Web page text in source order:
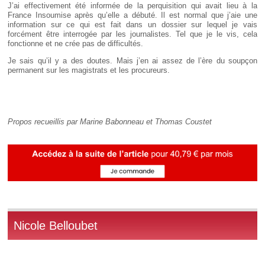
J’ai effectivement été informée de la perquisition qui avait lieu à la
France Insoumise après qu’elle a débuté. Il est normal que j’aie une
information sur ce qui est fait dans un dossier sur lequel je vais
forcément être interrogée par les journalistes. Tel que je le vis, cela
fonctionne et ne crée pas de difficultés.
Je sais qu’il y a des doutes. Mais j’en ai assez de l’ère du soupçon
permanent sur les magistrats et les procureurs.
Propos recueillis par Marine Babonneau et Thomas Coustet
Nicole Belloubet